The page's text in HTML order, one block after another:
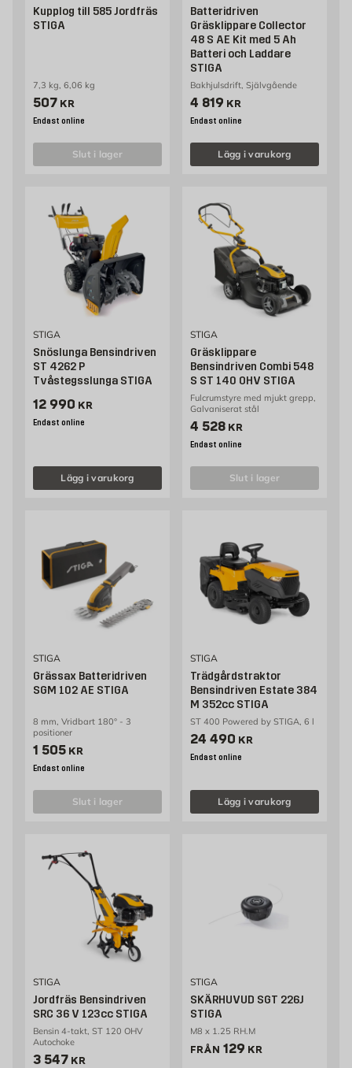
Kupplog till 585 Jordfräs
STIGA
7,3 kg, 6,06 kg
Pris 507 kr
507 KR
Endast online
slut i lager
Batteridriven
Gräsklippare Collector
48 S AE Kit med 5 Ah
Batteri och Laddare
STIGA
Bakhjulsdrift, Självgående
Pris 4819 kr
4 819 KR
Endast online
Lägg i varukorg
STIGA
Snöslunga Bensindriven
ST 4262 P
Tvåstegsslunga STIGA
Pris 12990 kr
12 990 KR
Endast online
Lägg i varukorg
STIGA
Gräsklippare
Bensindriven Combi 548
S ST 140 OHV STIGA
Fulcrumstyre med mjukt grepp,
Galvaniserat stål
Pris 4528 kr
4 528 KR
Endast online
slut i lager
STIGA
Grässax Batteridriven
SGM 102 AE STIGA
8 mm, Vridbart 180° - 3
positioner
Pris 1505 kr
1 505 KR
Endast online
slut i lager
STIGA
Trädgårdstraktor
Bensindriven Estate 384
M 352cc STIGA
ST 400 Powered by STIGA, 6 l
Pris 24490 kr
24 490 KR
Endast online
Lägg i varukorg
STIGA
Jordfräs Bensindriven
SRC 36 V 123cc STIGA
Bensin 4-takt, ST 120 OHV
Autochoke
Pris 3547 kr
3 547 KR
STIGA
SKÄRHUVUD SGT 226J
STIGA
M8 x 1.25 RH.M
FRÅN Pris 129 kr
129 KR